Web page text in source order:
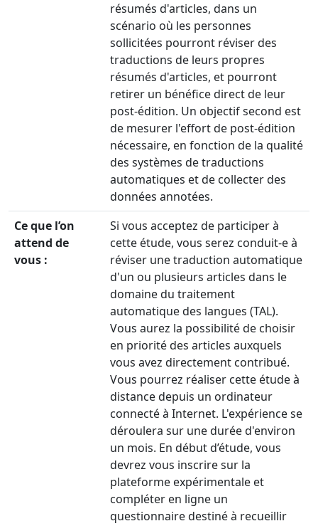
résumés d'articles, dans un
scénario où les personnes
sollicitées pourront réviser des
traductions de leurs propres
résumés d'articles, et pourront
retirer un bénéfice direct de leur
post-édition. Un objectif second est
de mesurer l'effort de post-édition
nécessaire, en fonction de la qualité
des systèmes de traductions
automatiques et de collecter des
données annotées.
Ce que l’on
attend de
vous :
Si vous acceptez de participer à
cette étude, vous serez conduit-e à
réviser une traduction automatique
d'un ou plusieurs articles dans le
domaine du traitement
automatique des langues (TAL).
Vous aurez la possibilité de choisir
en priorité des articles auxquels
vous avez directement contribué.
Vous pourrez réaliser cette étude à
distance depuis un ordinateur
connecté à Internet. L'expérience se
déroulera sur une durée d'environ
un mois. En début d’étude, vous
devrez vous inscrire sur la
plateforme expérimentale et
compléter en ligne un
questionnaire destiné à recueillir